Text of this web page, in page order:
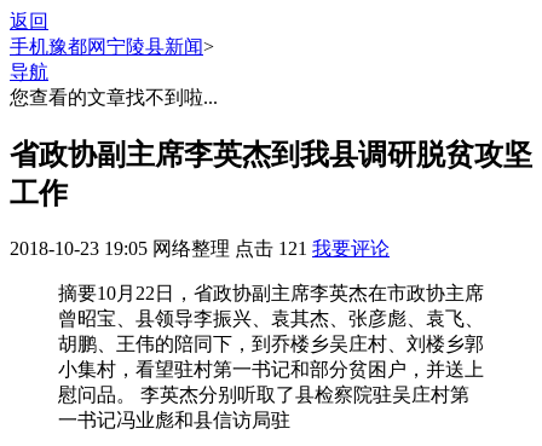
返回
手机豫都网宁陵县新闻>
导航
您查看的文章找不到啦...
省政协副主席李英杰到我县调研脱贫攻坚
工作
2018-10-23 19:05 网络整理 点击 121 我要评论
摘要10月22日，省政协副主席李英杰在市政协主席
曾昭宝、县领导李振兴、袁其杰、张彦彪、袁飞、
胡鹏、王伟的陪同下，到乔楼乡吴庄村、刘楼乡郭
小集村，看望驻村第一书记和部分贫困户，并送上
慰问品。 李英杰分别听取了县检察院驻吴庄村第
一书记冯业彪和县信访局驻